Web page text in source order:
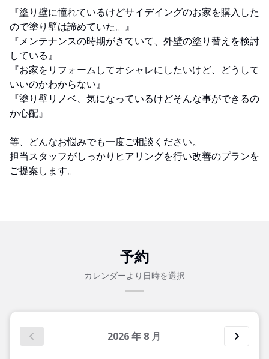
『塗り壁に憧れているけどサイデイングのお家を購入した
ので塗り壁は諦めていた。』
『メンテナンスの時期がきていて、外壁の塗り替えを検討
している』
『お家をリフォームしてオシャレにしたいけど、どうして
いいのかわからない』
『塗り壁リノベ、気になっているけどそんな事ができるの
か心配』
等、どんなお悩みでも一度ご相談ください。
担当スタッフがしっかりヒアリングを行い改善のプランを
ご提案します。
予約
カレンダーより日時を選択
2026年 8 月